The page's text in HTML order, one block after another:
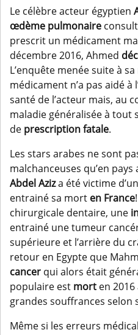
Le célèbre acteur égyptien
œdème pulmonaire
prescrit un médicament
décembre 2016, Ahmed
L’enquête menée suite à
médicament n’a pas aidé à
santé de l’acteur mais, au
maladie généralisée à tout
de prescription fatale.
Les stars arabes ne sont
malchanceuses qu’en
Abdel Aziza été victime
entrainé sa mort en France
chirurgicale dentaire, une
entrainé une tumeur
supérieure et l’arrière du
retour en Egypte que
cancer qui alors était
populaire est mort en 2016
grandes souffrances selon
Même si les erreurs